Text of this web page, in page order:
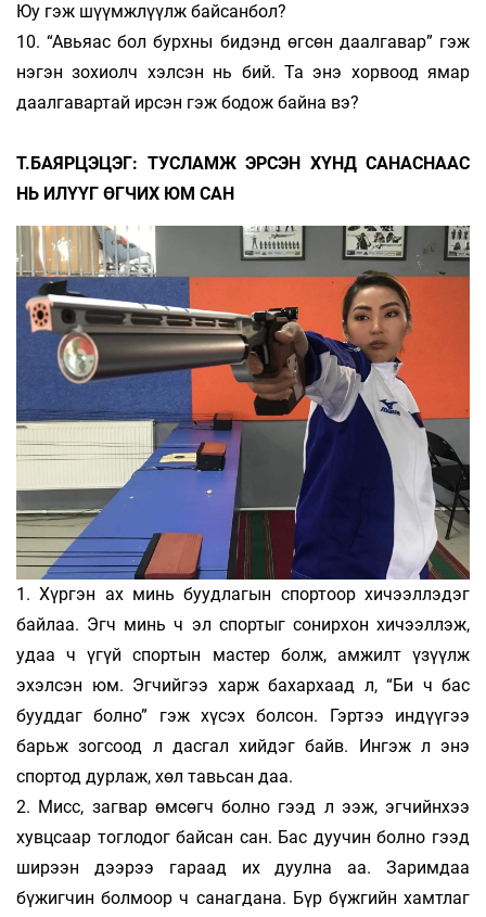
Юу гэж шүүмжлүүлж байсанбол?
10. “Авьяас бол бурхны бидэнд өгсөн даалгавар” гэж
нэгэн зохиолч хэлсэн нь бий. Та энэ хорвоод ямар
даалгавартай ирсэн гэж бодож байна вэ?
Т.БАЯРЦЭЦЭГ: ТУСЛАМЖ ЭРСЭН ХҮНД САНАСНААС
НЬ ИЛҮҮГ ӨГЧИХ ЮМ САН
1. Хүргэн ах минь буудлагын спортоор хичээллэдэг
байлаа. Эгч минь ч эл спортыг сонирхон хичээллэж,
удаа ч үгүй спортын мастер болж, амжилт үзүүлж
эхэлсэн юм. Эгчийгээ харж бахархаад л, “Би ч бас
бууддаг болно” гэж хүсэх болсон. Гэртээ индүүгээ
барьж зогсоод л дасгал хийдэг байв. Ингэж л энэ
спортод дурлаж, хөл тавьсан даа.
2. Мисс, загвар өмсөгч болно гээд л ээж, эгчийнхээ
хувцсаар тоглодог байсан сан. Бас дуучин болно гээд
ширээн дээрээ гараад их дуулна аа. Заримдаа
бүжигчин болмоор ч санагдана. Бүр бүжгийн хамтлаг